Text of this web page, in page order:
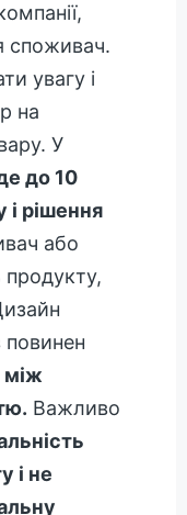
споживач.
увагу і
на
У
до 10
і рішення
або
продукту,
повинен
між
Важливо
і не